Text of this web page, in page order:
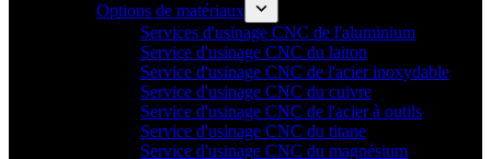
Options de matériaux
Services d'usinage CNC de l'aluminium
Service d'usinage CNC du laiton
Service d'usinage CNC de l'acier inoxydable
Service d'usinage CNC du cuivre
Service d'usinage CNC de l'acier à outils
Service d'usinage CNC du titane
Service d'usinage CNC du magnésium